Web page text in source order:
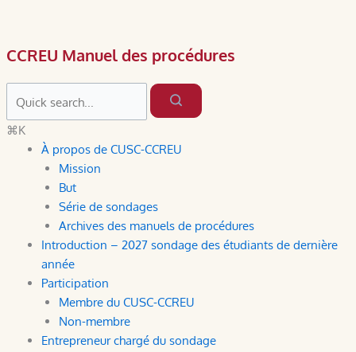
CCREU Manuel des procédures
⌘K
À propos de CUSC-CCREU
Mission
But
Série de sondages
Archives des manuels de procédures
Introduction – 2027 sondage des étudiants de dernière
année
Participation
Membre du CUSC-CCREU
Non-membre
Entrepreneur chargé du sondage